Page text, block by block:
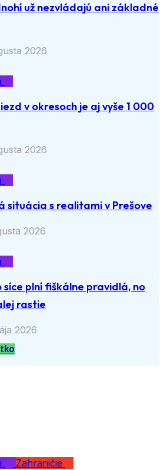
už nezvládajú ani základné
2026
v okresoch je aj vyše 1 000
2026
situácia s realitami v Prešove
2026
síce plní fiškálne pravidlá, no
rastie
2026
Zahraničie